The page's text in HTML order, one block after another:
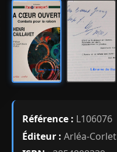
Référence : L106076
Éditeur : Arléa-Corlet